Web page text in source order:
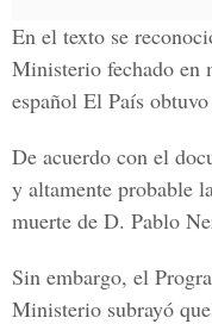
En el texto se
Ministerio fechado en
español El País
De acuerdo con el
y altamente probable
muerte de D. Pablo
Sin embargo, el
Ministerio subrayó